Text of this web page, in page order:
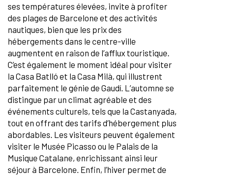
ses températures élevées, invite à profiter
des plages de Barcelone et des activités
nautiques, bien que les prix des
hébergements dans le centre-ville
augmentent en raison de l’afflux touristique.
C’est également le moment idéal pour visiter
la Casa Batlló et la Casa Milà, qui illustrent
parfaitement le génie de Gaudí. L’automne se
distingue par un climat agréable et des
événements culturels, tels que la Castanyada,
tout en offrant des tarifs d’hébergement plus
abordables. Les visiteurs peuvent également
visiter le Musée Picasso ou le Palais de la
Musique Catalane, enrichissant ainsi leur
séjour à Barcelone. Enfin, l’hiver permet de